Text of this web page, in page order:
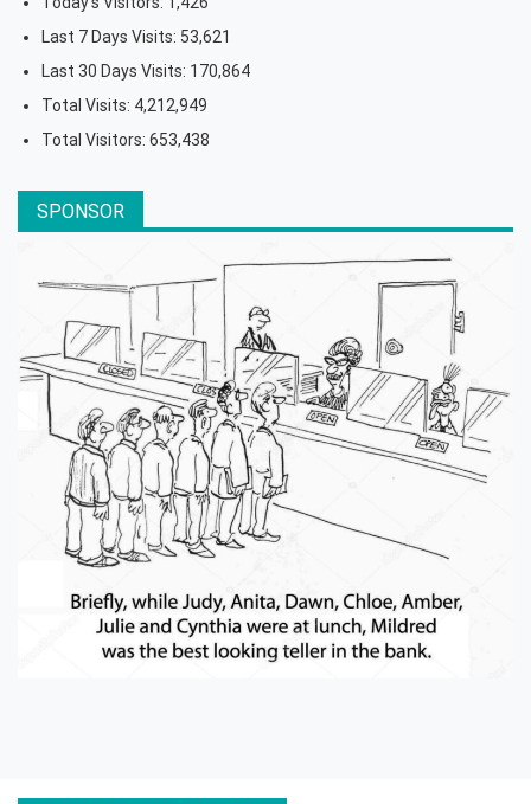
Last 7 Days Visits: 53,621
Last 30 Days Visits: 170,864
Total Visits: 4,212,949
Total Visitors: 653,438
SPONSOR